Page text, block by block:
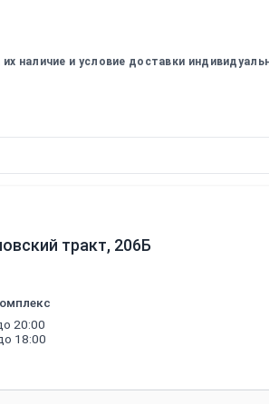
подоконники
сетки
Деревянные
окна
Уплотнители
для
наличие и условие доставки
тракт, 206Б
20:00
18:00